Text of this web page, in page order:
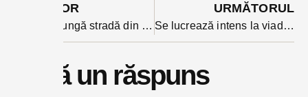
ANTERIOR
Cea mai lungă stradă din Bistrița are primul strat de asfalt. Cum arată acum Tărpiului?
URMĂTORUL
Se lucrează intens la viaductul ocolitoarei din Beclean. Va avea peste 500 de metri și 56 de grinzi (VIDEO)
Lasă un răspuns